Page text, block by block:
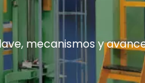
mecanismos y